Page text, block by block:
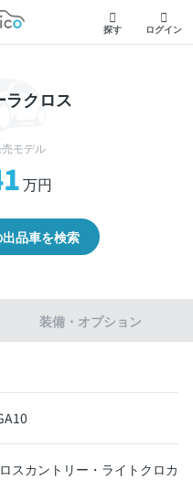
リコ
探す ログイン
ラクロス
モデル
万円
品車を検索
装備・オプション
スカントリー・ライトクロカ